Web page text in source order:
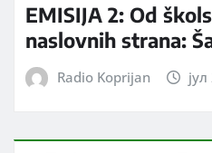
EMISIJA 2: Od
naslovnih strana:
Radio Koprijan